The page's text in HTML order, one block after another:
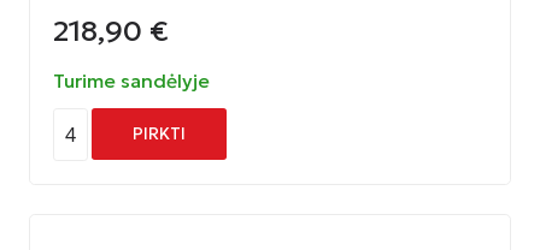
218,90 €
Turime sandėlyje
4 PIRKTI